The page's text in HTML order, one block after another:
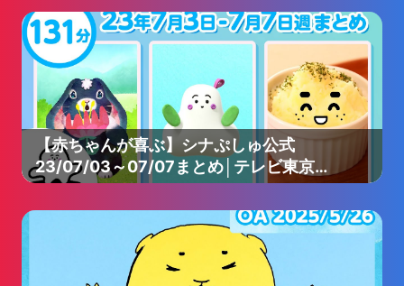
【赤ちゃんが喜ぶ】シナぷしゅ公式
23/07/03～07/07まとめ│テレビ東京ｘ
東大赤ちゃんラボ│赤ちゃんが泣き止
む・知育の動画